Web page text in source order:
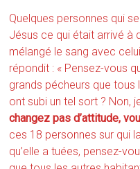
Quelques personnes qui
Jésus ce qui était arrivé à
mélangé le sang avec
répondit : « Pensez-vous
grands pécheurs que tous
ont subi un tel sort ? Non,
changez pas d’attitude,
ces 18 personnes sur qui
qu’elle a tuées, pensez-